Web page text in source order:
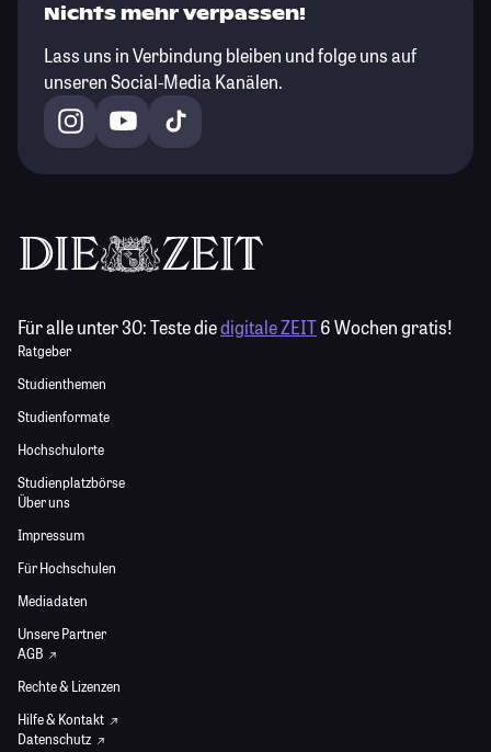
Nichts mehr verpassen!
Lass uns in Verbindung bleiben und folge uns auf
unseren Social-Media Kanälen.
Für alle unter 30:Teste diedigitale ZEIT6 Wochen gratis!
Ratgeber
Studienthemen
Studienformate
Hochschulorte
Studienplatzbörse
Über uns
Impressum
Für Hochschulen
Mediadaten
Unsere Partner
AGB
Rechte & Lizenzen
Hilfe & Kontakt
Datenschutz